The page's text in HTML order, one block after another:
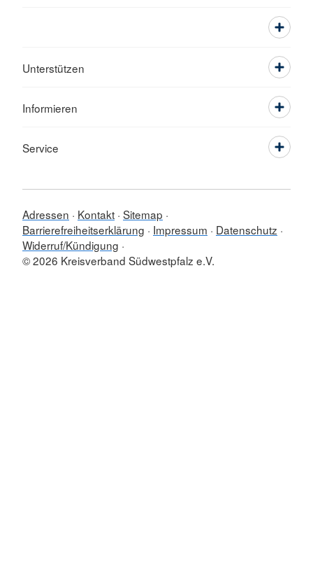
Unterstützen
Informieren
Service
Adressen Kontakt Sitemap
Barrierefreiheitserklärung
Impressum
Datenschutz
Widerruf/Kündigung
© 2026 Kreisverband Südwestpfalz e.V.